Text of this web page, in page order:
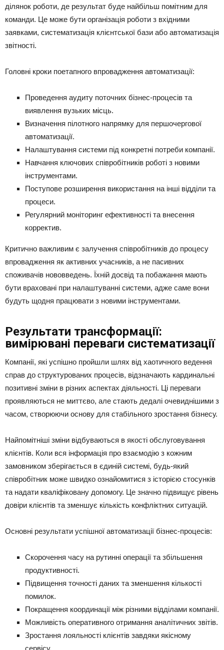
ділянок роботи, де результат буде найбільш помітним для
команди. Це може бути організація роботи з вхідними
заявками, систематизація клієнтської бази або автоматизація
звітності.
Головні кроки поетапного впровадження автоматизації:
Проведення аудиту поточних бізнес-процесів та
виявлення вузьких місць.
Визначення пілотного напрямку для першочергової
автоматизації.
Налаштування системи під конкретні потреби компанії.
Навчання ключових співробітників роботі з новими
інструментами.
Поступове розширення використання на інші відділи та
процеси.
Регулярний моніторинг ефективності та внесення
корректив.
Критично важливим є залучення співробітників до процесу
впровадження як активних учасників, а не пасивних
споживачів нововведень. Їхній досвід та побажання мають
бути враховані при налаштуванні системи, адже саме вони
будуть щодня працювати з новими інструментами.
Результати трансформації:
вимірювані переваги систематизації
Компанії, які успішно пройшли шлях від хаотичного ведення
справ до структурованих процесів, відзначають кардинальні
позитивні зміни в різних аспектах діяльності. Ці переваги
проявляються не миттєво, але стають дедалі очевиднішими з
часом, створюючи основу для стабільного зростання бізнесу.
Найпомітніші зміни відбуваються в якості обслуговування
клієнтів. Коли вся інформація про взаємодію з кожним
замовником зберігається в єдиній системі, будь-який
співробітник може швидко ознайомитися з історією стосунків
та надати кваліфіковану допомогу. Це значно підвищує рівень
довіри клієнтів та зменшує кількість конфліктних ситуацій.
Основні результати успішної автоматизації бізнес-процесів:
Скорочення часу на рутинні операції та збільшення
продуктивності.
Підвищення точності даних та зменшення кількості
помилок.
Покращення координації між різними відділами компанії.
Можливість оперативного отримання аналітичних звітів.
Зростання лояльності клієнтів завдяки якісному
сервісу.